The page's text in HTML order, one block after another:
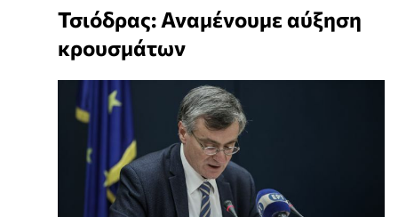
Τσιόδρας: Αναμένουμε αύξηση
κρουσμάτων